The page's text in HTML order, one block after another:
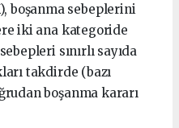
boşanma sebeplerini
iki ana kategoride
sınırlı sayıda
takdirde (bazı
boşanma kararı